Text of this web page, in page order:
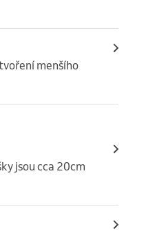
menšího
jsou cca 20cm